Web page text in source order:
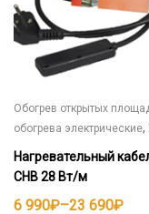
Обогрев открытых
обогрева электрические,
Нагревательный
СНВ 28 Вт/м
6 990₽–23 690₽
Диапазон